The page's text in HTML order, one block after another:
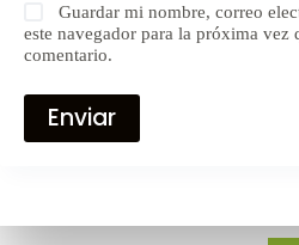
Guardar mi nombre, correo
este navegador para la próxima vez
comentario.
Enviar